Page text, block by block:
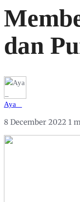
dan
Aya _
8 December 2022 1